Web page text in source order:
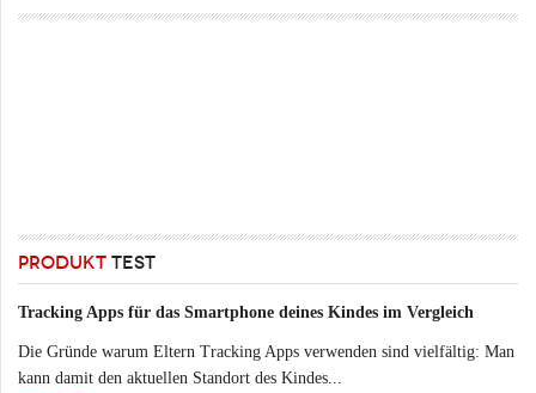
PRODUKT TEST
Tracking Apps für das Smartphone deines Kindes im Vergleich
Die Gründe warum Eltern Tracking Apps verwenden sind vielfältig: Man
kann damit den aktuellen Standort des Kindes...